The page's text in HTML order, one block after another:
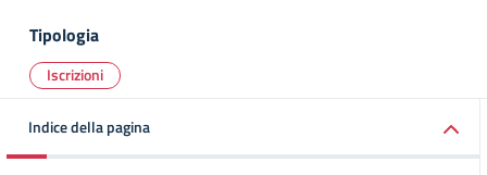
Tipologia
Iscrizioni
Indice della pagina